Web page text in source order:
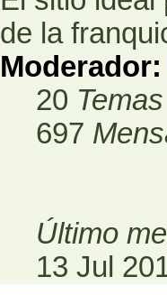
de la
Moderador:
20 Temas
697
Último
13 Jul